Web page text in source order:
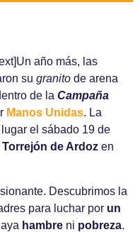
año más, las
su granito de arena
de la Campaña
Manos Unidas. La
el sábado 19 de
Torrejón de Ardoz en
Descubrimos la
para luchar por un
hambre ni pobreza.